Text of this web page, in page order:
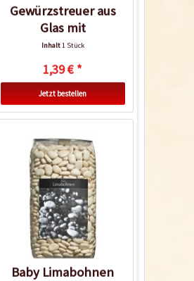
Gewürzstreuer aus
Glas mit
Flapperdeckel
Inhalt1 Stück
1,39 € *
Jetzt bestellen
Baby Limabohnen